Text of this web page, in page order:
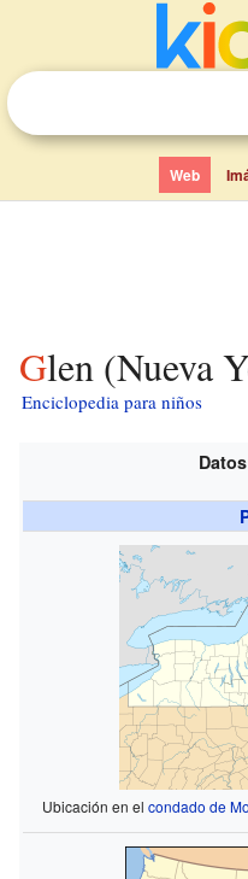
Web
Glen (Nueva
Enciclopedia para niños
Ubicación en elcondado de